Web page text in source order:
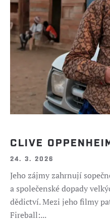
CLIVE
24. 3. 2026
Jeho zájmy zahrnují
a společenské dopady
dědictví. Mezi jeho filmy
Fireball:...